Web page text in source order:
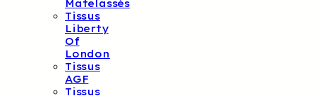
Matelassés
Tissus
Liberty
Of
London
Tissus
AGF
Tissus